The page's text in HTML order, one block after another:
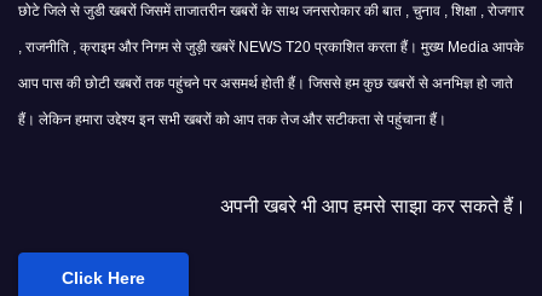
छोटे जिले से जुडी खबरों जिसमें ताजातरीन खबरों के साथ जनसरोकार की बात , चुनाव , शिक्षा , रोजगार
, राजनीति , क्राइम और निगम से जुड़ी खबरें NEWS T20 प्रकाशित करता हैं। मुख्य Media आपके
आप पास की छोटी खबरों तक पहुंचने पर असमर्थ होती हैं। जिससे हम कुछ खबरों से अनभिज्ञ हो जाते
हैं। लेकिन हमारा उद्देश्य इन सभी खबरों को आप तक तेज और सटीकता से पहुंचाना हैं।
अपनी खबरे भी आप हमसे साझा कर सकते हैं।
Click Here